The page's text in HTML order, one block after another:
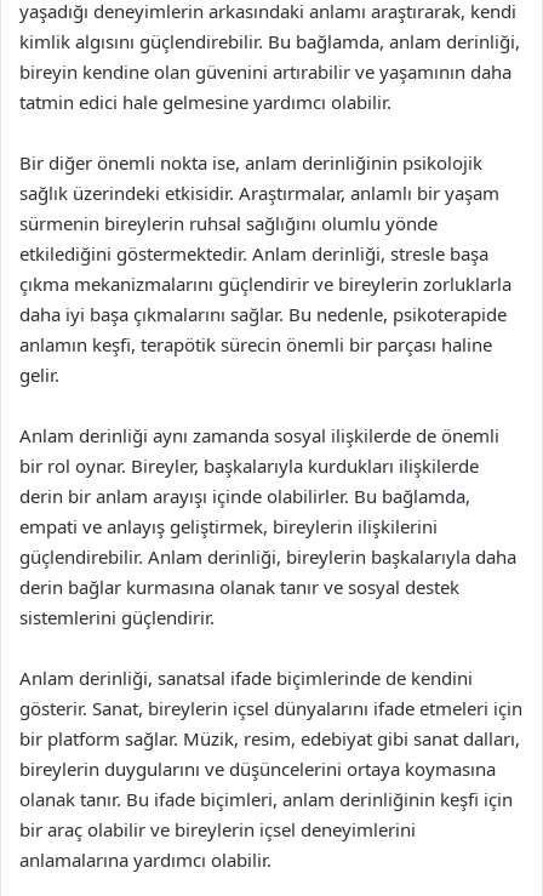
yaşadığı deneyimlerin arkasındaki anlamı araştırarak, kendi
kimlik algısını güçlendirebilir. Bu bağlamda, anlam derinliği,
bireyin kendine olan güvenini artırabilir ve yaşamının daha
tatmin edici hale gelmesine yardımcı olabilir.
Bir diğer önemli nokta ise, anlam derinliğinin psikolojik
sağlık üzerindeki etkisidir. Araştırmalar, anlamlı bir yaşam
sürmenin bireylerin ruhsal sağlığını olumlu yönde
etkilediğini göstermektedir. Anlam derinliği, stresle başa
çıkma mekanizmalarını güçlendirir ve bireylerin zorluklarla
daha iyi başa çıkmalarını sağlar. Bu nedenle, psikoterapide
anlamın keşfi, terapötik sürecin önemli bir parçası haline
gelir.
Anlam derinliği aynı zamanda sosyal ilişkilerde de önemli
bir rol oynar. Bireyler, başkalarıyla kurdukları ilişkilerde
derin bir anlam arayışı içinde olabilirler. Bu bağlamda,
empati ve anlayış geliştirmek, bireylerin ilişkilerini
güçlendirebilir. Anlam derinliği, bireylerin başkalarıyla daha
derin bağlar kurmasına olanak tanır ve sosyal destek
sistemlerini güçlendirir.
Anlam derinliği, sanatsal ifade biçimlerinde de kendini
gösterir. Sanat, bireylerin içsel dünyalarını ifade etmeleri için
bir platform sağlar. Müzik, resim, edebiyat gibi sanat dalları,
bireylerin duygularını ve düşüncelerini ortaya koymasına
olanak tanır. Bu ifade biçimleri, anlam derinliğinin keşfi için
bir araç olabilir ve bireylerin içsel deneyimlerini
anlamalarına yardımcı olabilir.